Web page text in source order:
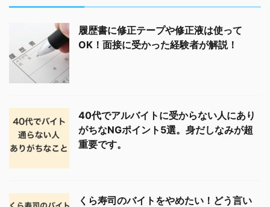
履歴書に修正テープや修正液は使って
OK！面接に受かった経験者が解説！
40代でアルバイトに受からない人にあり
がちなNGポイント5選。身だしなみが超
重要です。
くら寿司のバイトをやめたい！どう言い